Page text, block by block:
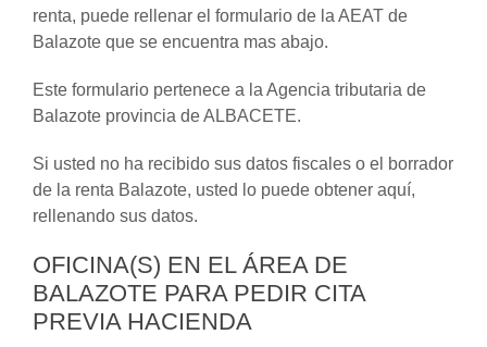
renta, puede rellenar el formulario de la AEAT de
Balazote que se encuentra mas abajo.
Este formulario pertenece a la Agencia tributaria de
Balazote provincia de ALBACETE.
Si usted no ha recibido sus datos fiscales o el borrador
de la renta Balazote, usted lo puede obtener aquí,
rellenando sus datos.
OFICINA(S) EN EL ÁREA DE
BALAZOTE PARA PEDIR CITA
PREVIA HACIENDA